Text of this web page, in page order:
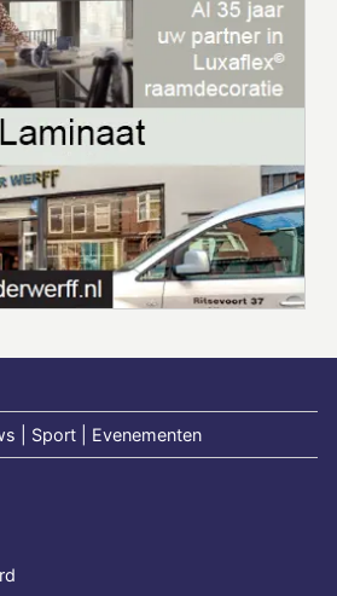
| Sport | Evenementen